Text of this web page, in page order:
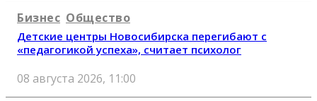
Бизнес Общество
Детские центры Новосибирска перегибают с
«педагогикой успеха», считает психолог
08 августа 2026, 11:00